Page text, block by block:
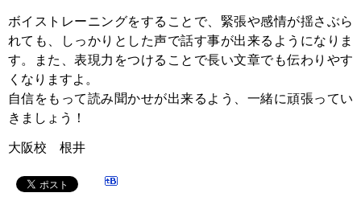
ボイストレーニングをすることで、緊張や感情が揺さぶら
れても、しっかりとした声で話す事が出来るようになりま
す。また、表現力をつけることで長い文章でも伝わりやす
くなりますよ。
自信をもって読み聞かせが出来るよう、一緒に頑張ってい
きましょう！
大阪校 根井